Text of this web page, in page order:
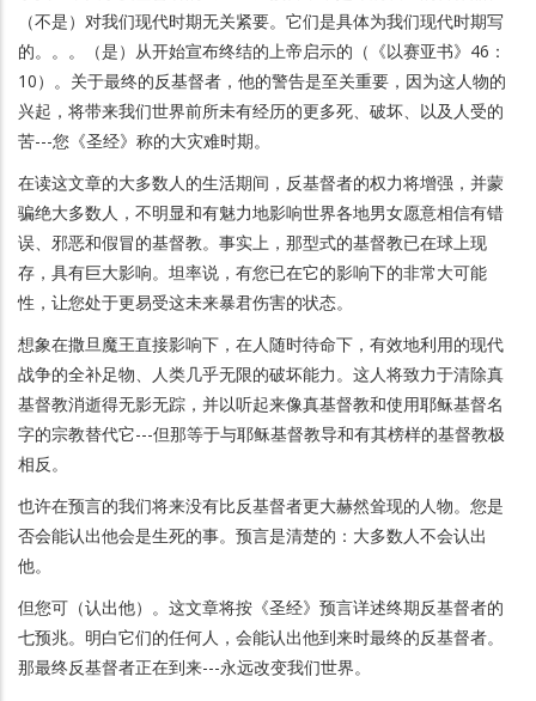
（不是）对我们现代时期无关紧要。它们是具体为我们现代时期写
的。。。（是）从开始宣布终结的上帝启示的（《以赛亚书》46：
10）。关于最终的反基督者，他的警告是至关重要，因为这人物的
兴起，将带来我们世界前所未有经历的更多死、破坏、以及人受的
苦---您《圣经》称的大灾难时期。
在读这文章的大多数人的生活期间，反基督者的权力将增强，并蒙
骗绝大多数人，不明显和有魅力地影响世界各地男女愿意相信有错
误、邪恶和假冒的基督教。事实上，那型式的基督教已在球上现
存，具有巨大影响。坦率说，有您已在它的影响下的非常大可能
性，让您处于更易受这未来暴君伤害的状态。
想象在撒旦魔王直接影响下，在人随时待命下，有效地利用的现代
战争的全补足物、人类几乎无限的破坏能力。这人将致力于清除真
基督教消逝得无影无踪，并以听起来像真基督教和使用耶稣基督名
字的宗教替代它---但那等于与耶稣基督教导和有其榜样的基督教极
相反。
也许在预言的我们将来没有比反基督者更大赫然耸现的人物。您是
否会能认出他会是生死的事。预言是清楚的：大多数人不会认出
他。
但您可（认出他）。这文章将按《圣经》预言详述终期反基督者的
七预兆。明白它们的任何人，会能认出他到来时最终的反基督者。
那最终反基督者正在到来---永远改变我们世界。